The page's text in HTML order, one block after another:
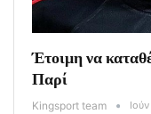
Έτοιμη να
Παρί
Kingsport team